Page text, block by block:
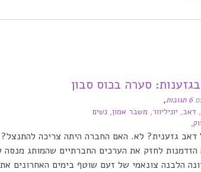
סערה בכוס סבון
6 תגובות ,
, דאב, יוניליוור, משבר אמון, נשים
גזענית? לא. האם החברה היתה צריכה
לחזק את הערכים החברתיים שהמותג מנסה
הלבנה צונאמי של זעם שוטף בימים האחרונים